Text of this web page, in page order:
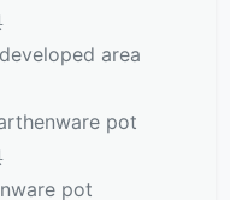
area
pot
pot